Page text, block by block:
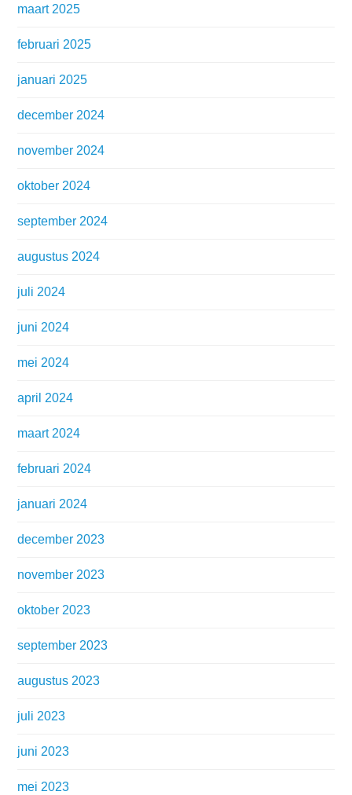
maart 2025
februari 2025
januari 2025
december 2024
november 2024
oktober 2024
september 2024
augustus 2024
juli 2024
juni 2024
mei 2024
april 2024
maart 2024
februari 2024
januari 2024
december 2023
november 2023
oktober 2023
september 2023
augustus 2023
juli 2023
juni 2023
mei 2023